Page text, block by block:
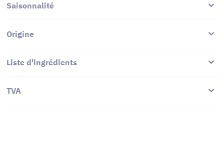
Saisonnalité
Origine
Liste d'ingrédients
TVA